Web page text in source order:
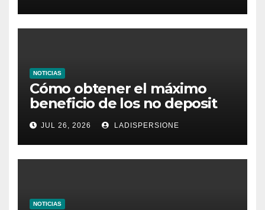
NOTICIAS
Cómo obtener el máximo
beneficio de los no deposit
bonus codes de roby casino
JUL 26, 2026 LADISPERSIONE
NOTICIAS